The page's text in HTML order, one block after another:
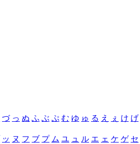
づ っ ぬ ふ ぶ ぷ む ゆ ゅ る え ぇ け げ
ッ ヌ フ ブ プ ム ユ ュ ル エ ェ ケ ゲ セ